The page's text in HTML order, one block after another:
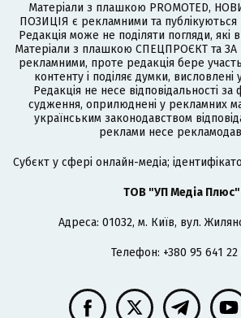
Матеріали з плашкою PROMOTED,
ПОЗИЦІЯ є рекламними та публікуються
Редакція може не поділяти погляди, які
Матеріали з плашкою СПЕЦПРОЄКТ та
рекламними, проте редакція бере
контенту і поділяє думки, висловлені
Редакція не несе відповідальності за
судження, оприлюднені у рекламних
українським законодавством
реклами несе
Cубєкт у сфері онлайн-медіа;
ТОВ "УП Медіа Плюс"
Адреса: 01032, м. Київ, вул.
Телефон: +380 95 641 22